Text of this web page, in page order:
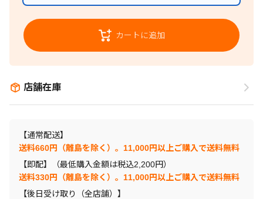
カートに追加
店舗在庫
【通常配送】
送料660円（離島を除く）。11,000円以上ご購入で送料無料
【即配】（最低購入金額は税込2,200円）
送料330円（離島を除く）。11,000円以上ご購入で送料無料
【後日受け取り（全店舗）】